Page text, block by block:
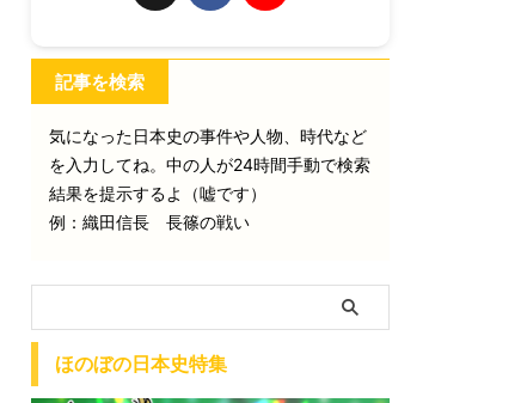
記事を検索
気になった日本史の事件や人物、時代など
を入力してね。中の人が24時間手動で検索
結果を提示するよ（嘘です）
例：織田信長 長篠の戦い
ほのぼの日本史特集